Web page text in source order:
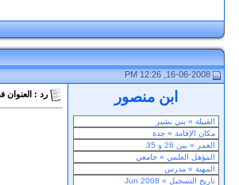
16-06-2008, 12:26 PM
ابن منصور رد :